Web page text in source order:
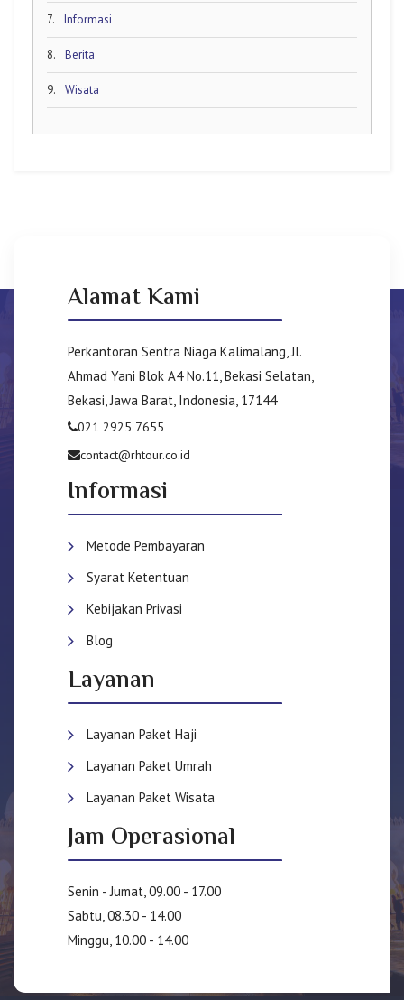
7. Informasi
8. Berita
9. Wisata
Alamat Kami
Perkantoran Sentra Niaga Kalimalang, Jl.
Ahmad Yani Blok A4 No.11, Bekasi Selatan,
Bekasi, Jawa Barat, Indonesia, 17144
021 2925 7655
contact@rhtour.co.id
Informasi
Metode Pembayaran
Syarat Ketentuan
Kebijakan Privasi
Blog
Layanan
Layanan Paket Haji
Layanan Paket Umrah
Layanan Paket Wisata
Jam Operasional
Senin - Jumat, 09.00 - 17.00
Sabtu, 08.30 - 14.00
Minggu, 10.00 - 14.00